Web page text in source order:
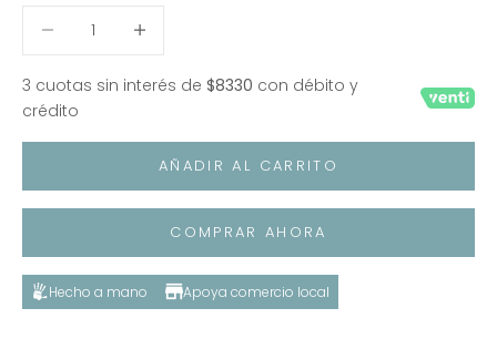
3 cuotas sin interés de $8330 con débito y
crédito
AÑADIR AL CARRITO
COMPRAR AHORA
Hecho a mano Apoya comercio local